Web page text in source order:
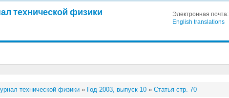
технической физики Электронная почта:
English translations
технической физики » Год 2003, выпуск 10 »Статья стр. 70